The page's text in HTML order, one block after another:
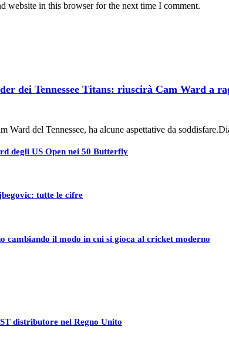
website in this browser for the next time I comment.
dei Tennessee Titans: riuscirà Cam Ward a
Ward del Tennessee, ha alcune aspettative da
degli US Open nei 50 Butterfly
tutte le cifre
cambiando il modo in cui si gioca al cricket moderno
distributore nel Regno Unito